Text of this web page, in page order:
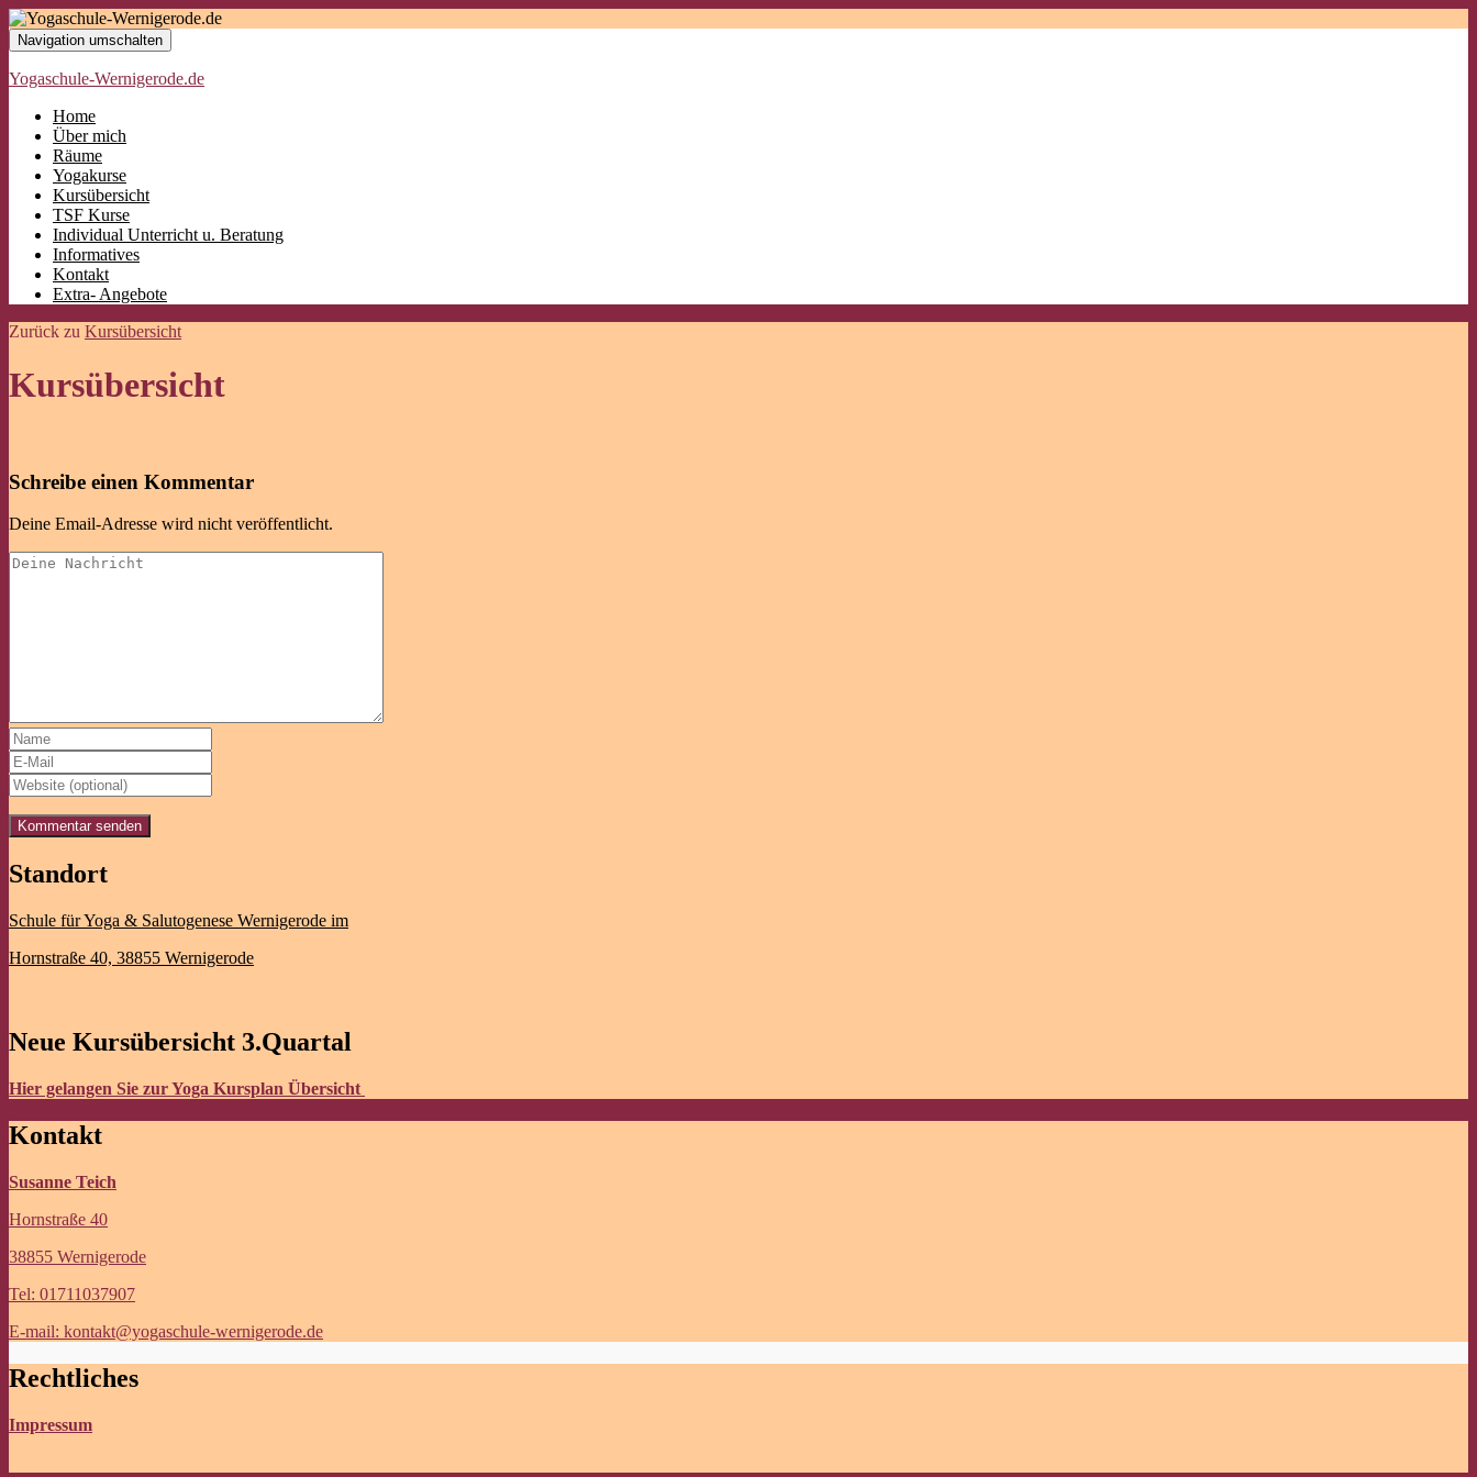
Navigation umschalten
Yogaschule-Wernigerode.de
Home
Über mich
Räume
Yogakurse
Kursübersicht
TSF Kurse
Individual Unterricht u. Beratung
Informatives
Kontakt
Extra- Angebote
Zurück zu Kursübersicht
Kursübersicht
Schreibe einen Kommentar
Deine Email-Adresse wird nicht veröffentlicht.
Standort
Schule für Yoga & Salutogenese Wernigerode im
Hornstraße 40, 38855 Wernigerode
Neue Kursübersicht 3.Quartal
Hier gelangen Sie zur Yoga Kursplan Übersicht
Kontakt
Susanne Teich
Hornstraße 40
38855 Wernigerode
Tel: 01711037907
E-mail: kontakt@yogaschule-wernigerode.de
Rechtliches
Impressum